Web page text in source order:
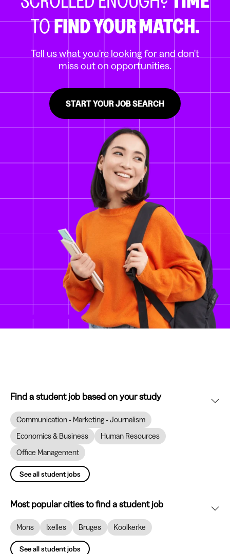
TOFIND YOUR MATCH.
Tell us what you're looking for and don't
miss out on opportunities.
START YOUR JOB SEARCH
Find a student job based on your study
Communication - Marketing - Journalism
Economics & Business
Human Resources
Office Management
See all student jobs
Most popular cities to find a student job
Mons Ixelles Bruges Koolkerke
See all student jobs